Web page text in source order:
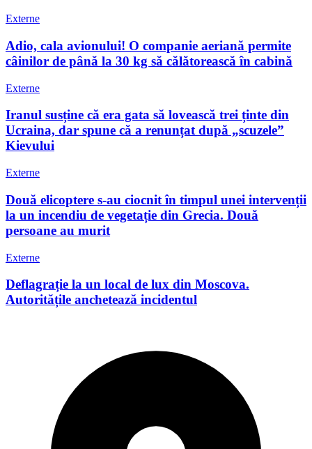
Externe
Adio, cala avionului! O companie aeriană permite
câinilor de până la 30 kg să călătorească în cabină
Externe
Iranul susține că era gata să lovească trei ținte din
Ucraina, dar spune că a renunțat după „scuzele”
Kievului
Externe
Două elicoptere s-au ciocnit în timpul unei intervenții
la un incendiu de vegetație din Grecia. Două
persoane au murit
Externe
Deflagrație la un local de lux din Moscova.
Autoritățile anchetează incidentul